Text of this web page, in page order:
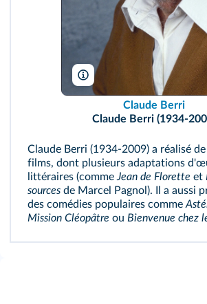
F. Souloy/Gamma-Rapho/Getty
Claude Berri
Claude Berri (1934-
Claude Berri (1934-2009) a réalisé
films, dont plusieurs adaptations
littéraires (comme Jean de Florette et
sources de Marcel Pagnol). Il a aussi
des comédies populaires comme
Mission Cléopâtre ou Bienvenue chez